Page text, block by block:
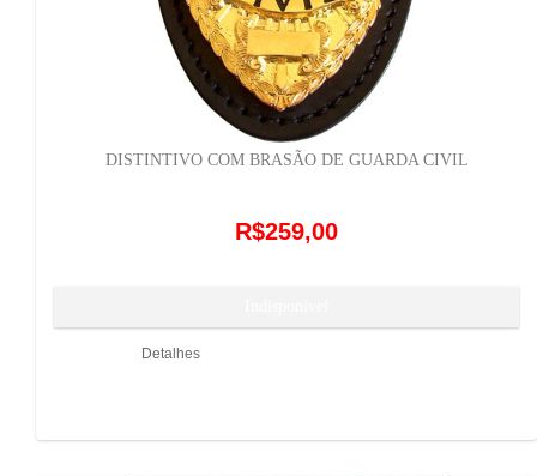
DISTINTIVO COM BRASÃO DE GUARDA CIVIL
R$259,00
Detalhes